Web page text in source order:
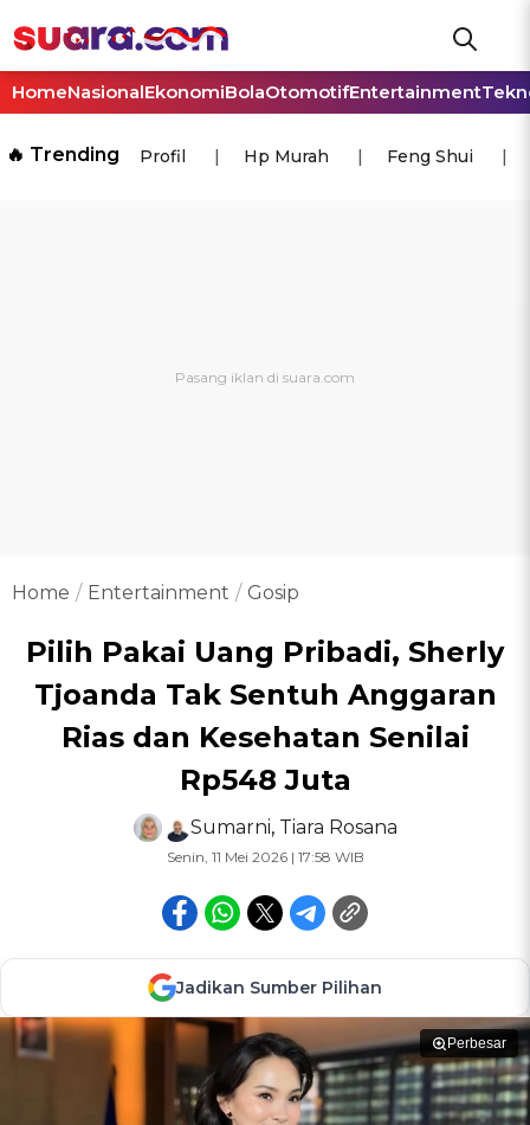
HomeNasionalEkonomiBolaOtomotifEntertainment
🔥 Trending Profil Hp Murah Feng Shui
Home Entertainment Gosip
Pilih Pakai Uang Pribadi, Sherly
Tjoanda Tak Sentuh Anggaran
Rias dan Kesehatan Senilai
Rp548 Juta
Sumarni, Tiara Rosana
Senin, 11 Mei 2026 | 17:58 WIB
Jadikan Sumber Pilihan
Perbesar